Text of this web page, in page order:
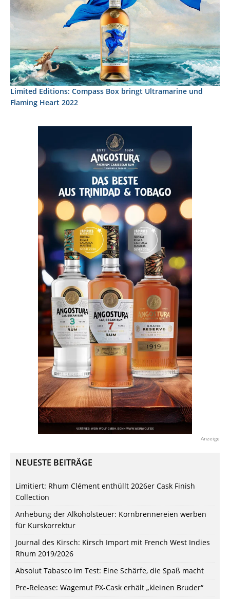
Limited Editions: Compass Box bringt Ultramarine und
Flaming Heart 2022
Anzeige
NEUESTE BEITRÄGE
Limitiert: Rhum Clément enthüllt 2026er Cask Finish
Collection
Anhebung der Alkoholsteuer: Kornbrennereien werben
für Kurskorrektur
Journal des Kirsch: Kirsch Import mit French West Indies
Rhum 2019/2026
Absolut Tabasco im Test: Eine Schärfe, die Spaß macht
Pre-Release: Wagemut PX-Cask erhält „kleinen Bruder“